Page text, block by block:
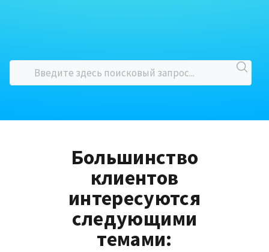
Большинство
клиентов
интересуются
следующими
темами: